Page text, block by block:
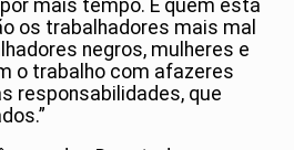
mais tempo. E quem está
os trabalhadores mais mal
negros, mulheres e
o trabalho com afazeres
responsabilidades, que